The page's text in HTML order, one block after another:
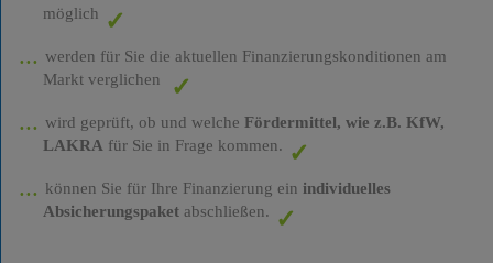
möglich
werden für Sie die aktuellen Finanzierungskonditionen am
Markt verglichen
wird geprüft, ob und welche Fördermittel, wie z.B. KfW,
LAKRA für Sie in Frage kommen.
können Sie für Ihre Finanzierung ein individuelles
Absicherungspaketabschließen.